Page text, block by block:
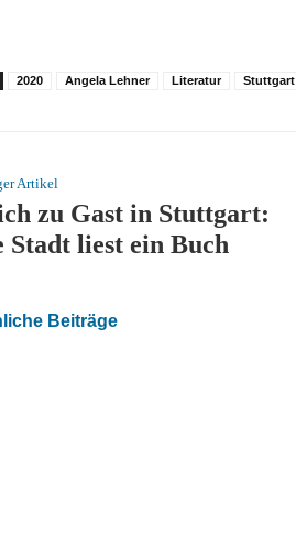
2020 Angela Lehner Literatur Stuttgart
Artikel
zu Gast in Stuttgart:
Stadt liest ein Buch
Beiträge